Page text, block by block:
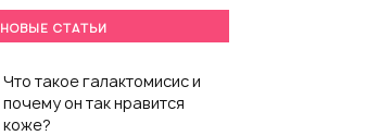
НОВЫЕ СТАТЬИ
Что такое галактомисис и
почему он так нравится
коже?